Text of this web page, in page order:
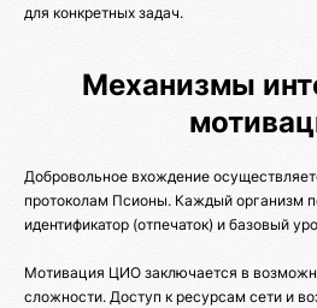
для конкретных задач.
Механизмы
Добровольное вхождение
протоколам Псионы. Каждый организм
идентификатор (отпечаток) и базовый
Мотивация ЦИО заключается в
сложности. Доступ к ресурсам сети и